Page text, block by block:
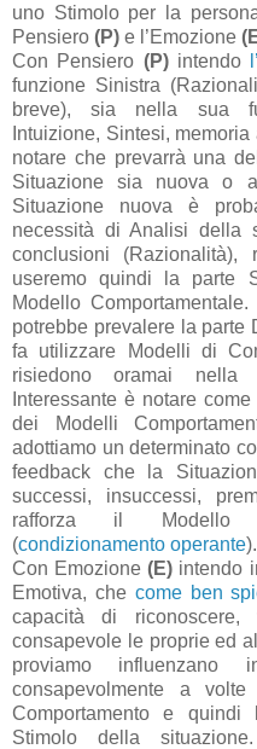
uno Stimolo per la
Pensiero (P) e l’Emozione
Con Pensiero (P)intendo
funzione Sinistra
breve), sia nella sua
Intuizione, Sintesi,
notare che prevarrà una
Situazione sia nuova o
Situazione nuova è
necessità di Analisi della
conclusioni (Razionalità),
useremo quindi la parte
Modello
potrebbe prevalere la parte
fa utilizzare Modelli di
risiedono oramai
Interessante è notare
dei Modelli
adottiamo un determinato
feedback che la
successi, insuccessi,
rafforza il Modello
(condizionamento operante).
Con Emozione(E) intendo
Emotiva, che come ben
capacità di
consapevole le proprie ed
proviamo
consapevolmente a
Comportamento e
Stimolo della